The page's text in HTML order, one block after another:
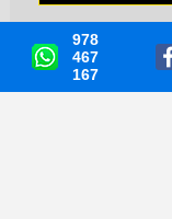
978
467
167